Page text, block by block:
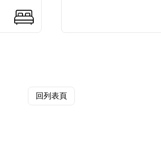
回列表頁